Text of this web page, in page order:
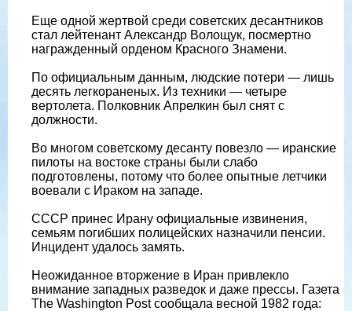
Еще одной жертвой среди советских десантников
стал лейтенант Александр Волощук, посмертно
награжденный орденом Красного Знамени.
По официальным данным, людские потери — лишь
десять легкораненых. Из техники — четыре
вертолета. Полковник Апрелкин был снят с
должности.
Во многом советскому десанту повезло — иранские
пилоты на востоке страны были слабо
подготовлены, потому что более опытные летчики
воевали с Ираком на западе.
СССР принес Ирану официальные извинения,
семьям погибших полицейских назначили пенсии.
Инцидент удалось замять.
Неожиданное вторжение в Иран привлекло
внимание западных разведок и даже прессы. Газета
The Washington Post сообщала весной 1982 года: